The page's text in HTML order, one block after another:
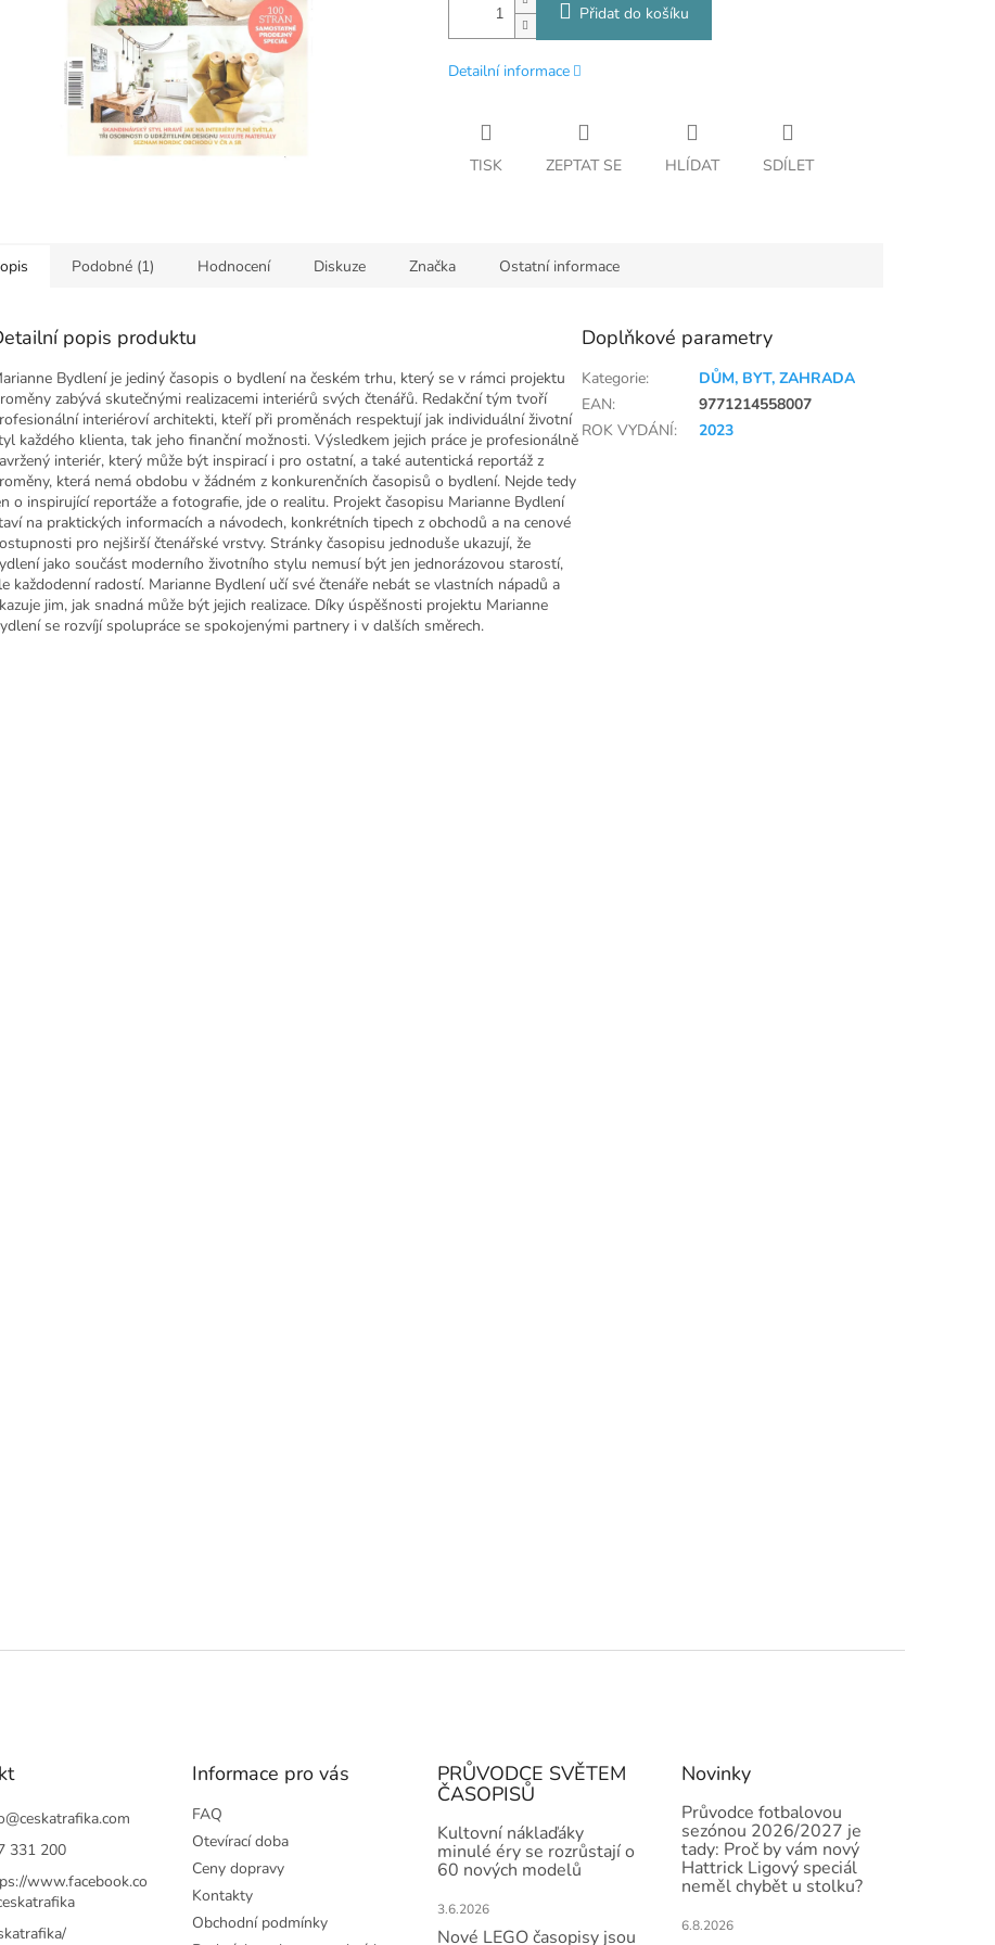
Přidat do košíku
Detailní informace
TISK ZEPTAT SE HLÍDAT SDÍLET
Podobné (1) Hodnocení Diskuze Značka Ostatní informace
popis produktu
Bydlení je jediný časopis o bydlení na českém trhu, který se v rámci projektu
zabývá skutečnými realizacemi interiérů svých čtenářů. Redakční tým tvoří
interiéroví architekti, kteří při proměnách respektují jak individuální životní
každého klienta, tak jeho finanční možnosti. Výsledkem jejich práce je profesionálně
interiér, který může být inspirací i pro ostatní, a také autentická reportáž z
která nemá obdobu v žádném z konkurenčních časopisů o bydlení. Nejde tedy
o inspirující reportáže a fotografie, jde o realitu. Projekt časopisu Marianne Bydlení
na praktických informacích a návodech, konkrétních tipech z obchodů a na cenové
pro nejširší čtenářské vrstvy. Stránky časopisu jednoduše ukazují, že
jako součást moderního životního stylu nemusí být jen jednorázovou starostí,
každodenní radostí. Marianne Bydlení učí své čtenáře nebát se vlastních nápadů a
jim, jak snadná může být jejich realizace. Díky úspěšnosti projektu Marianne
se rozvíjí spolupráce se spokojenými partnery i v dalších směrech.
Doplňkové parametry
Kategorie:
DŮM, BYT, ZAHRADA
EAN:
9771214558007
ROK VYDÁNÍ: 2023
@ceskatrafika.com
331 200
www.facebook.co
Informace pro vás
FAQ
Otevírací doba
Ceny dopravy
Kontakty
Obchodní podmínky
PRŮVODCE SVĚTEM
ČASOPISŮ
Kultovní náklaďáky
minulé éry se rozrůstají o
60 nových modelů
3.6.2026
Nové LEGO časopisy jsou
Novinky
Průvodce fotbalovou
sezónou 2026/2027 je
tady: Proč by vám nový
Hattrick Ligový speciál
neměl chybět u stolku?
6.8.2026